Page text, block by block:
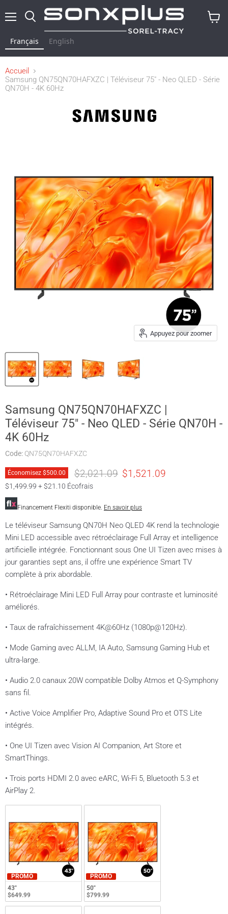
Français English
Accueil
Samsung QN75QN70HAFXZC | Téléviseur 75" - Neo QLED - Série
QN70H - 4K 60Hz
Appuyez pour zoomer
Samsung QN75QN70HAFXZC |
Téléviseur 75" - Neo QLED - Série QN70H -
4K 60Hz
Code: QN75QN70HAFXZC
Économisez $500.00 Prix original
$2,021.09 Prix actuel
$1,521.09
$1,499.99 + $21.10 Écofrais
Financement Flexiti disponible. En savoir plus
Le téléviseur Samsung QN70H Neo QLED 4K rend la technologie
Mini LED accessible avec rétroéclairage Full Array et intelligence
artificielle intégrée. Fonctionnant sous One UI Tizen avec mises à
jour garanties sept ans, il offre une expérience Smart TV
complète à prix abordable.
• Rétroéclairage Mini LED Full Array pour contraste et luminosité
améliorés.
• Taux de rafraîchissement 4K@60Hz (1080p@120Hz).
• Mode Gaming avec ALLM, IA Auto, Samsung Gaming Hub et
ultra-large.
• Audio 2.0 canaux 20W compatible Dolby Atmos et Q-Symphony
sans fil.
• Active Voice Amplifier Pro, Adaptive Sound Pro et OTS Lite
intégrés.
• One UI Tizen avec Vision AI Companion, Art Store et
SmartThings.
• Trois ports HDMI 2.0 avec eARC, Wi-Fi 5, Bluetooth 5.3 et
AirPlay 2.
PROMO
43"
$649.99
PROMO
50"
$799.99